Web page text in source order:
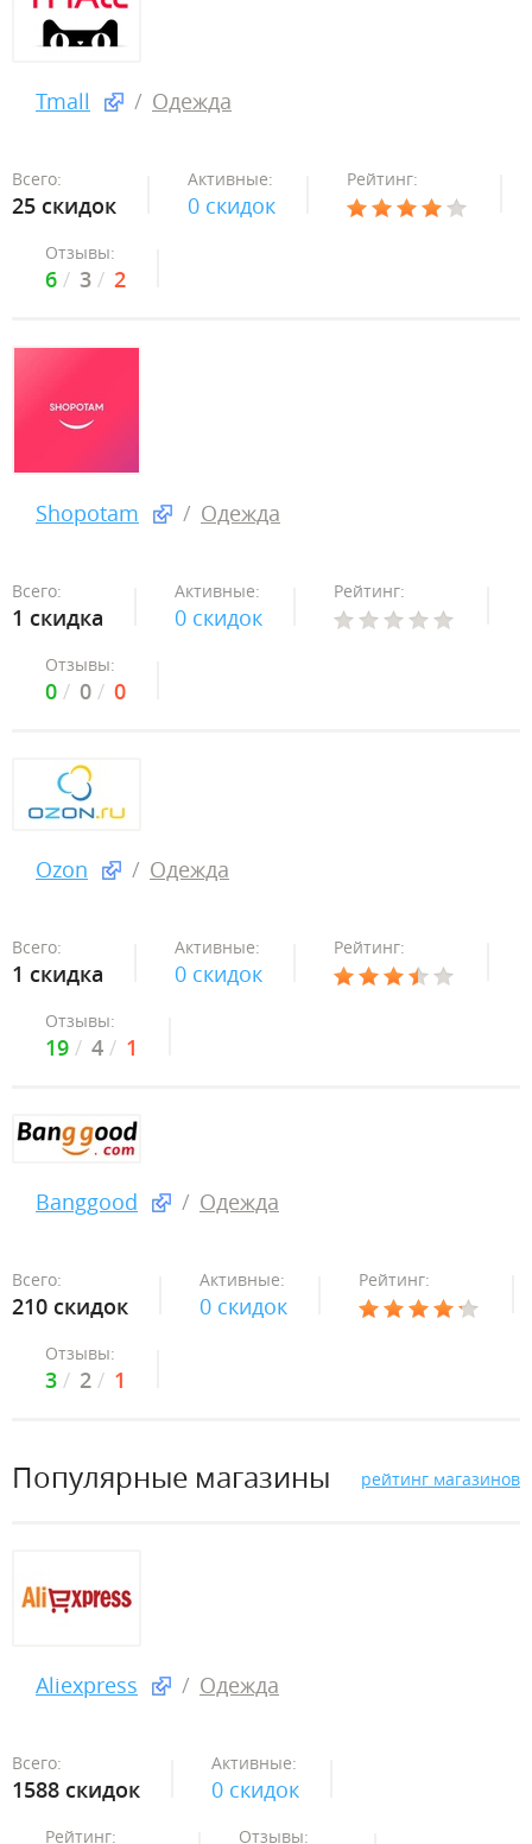
Tmall Одежда
Всего:
25 скидок
Активные:
0 скидок
Рейтинг:
Отзывы:
6 3 2
Shopotam Одежда
Всего:
1 скидка
Активные:
0 скидок
Рейтинг:
Отзывы:
0 0 0
Ozon Одежда
Всего:
1 скидка
Активные:
0 скидок
Рейтинг:
Отзывы:
19 4 1
Banggood Одежда
Всего:
210 скидок
Активные:
0 скидок
Рейтинг:
Отзывы:
3 2 1
Популярные магазины рейтинг магазинов
Aliexpress Одежда
Всего:
1588 скидок
Активные:
0 скидок
Рейтинг: Отзывы: